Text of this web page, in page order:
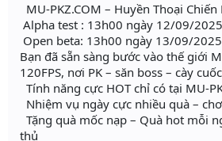
MU-PKZ.COM – Huyền Thoại Chiến
Alpha test : 13h00 ngày 12/09/2025
Open beta: 13h00 ngày 13/09/2025
Bạn đã sẵn sàng bước vào thế giới
120FPS, nơi PK – săn boss – cày
Tính năng cực HOT chỉ có tại MU-
Nhiệm vụ ngày cực nhiều quà –
Tặng quà mốc nạp – Quà hot mỗi
thủ